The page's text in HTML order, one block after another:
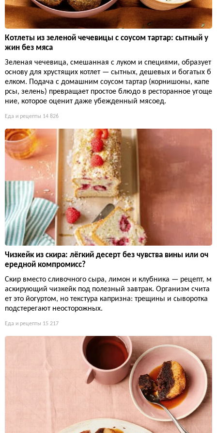
Котлеты из зеленой чечевицы с соусом тартар: сытный у
жин без мяса
Зеленая чечевица, смешанная с луком и специями, образует
основу для хрустящих котлет — сытных, дешевых и богатых б
елком. Подача с домашним соусом тартар (корнишоны, капе
рсы, зелень) превращает простое блюдо в ресторанное угоще
ние, которое оценит даже убежденный мясоед.
Еда и рецепты 14 826
Чизкейк из скира: лёгкий десерт без чувства вины или оч
ередной компромисс?
Скир вместо сливочного сыра, лимон и клубника — рецепт, м
аскирующий чизкейк под полезный завтрак. Организм счита
ет это йогуртом, но текстура капризна: трещины и сыворотка
подстерегают неосторожных.
Еда и рецепты 15 217